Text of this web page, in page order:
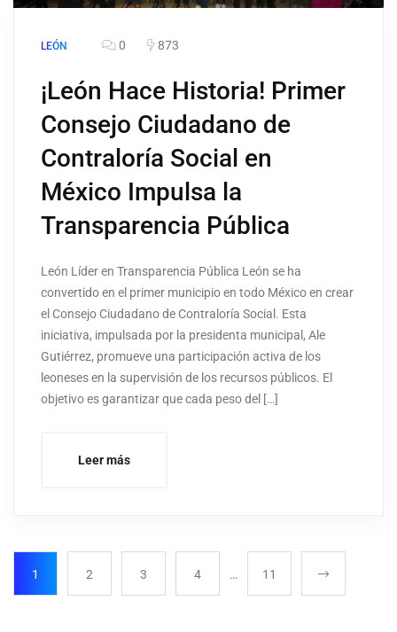
LEÓN 0 873
¡León Hace Historia! Primer
Consejo Ciudadano de
Contraloría Social en
México Impulsa la
Transparencia Pública
León Líder en Transparencia Pública León se ha
convertido en el primer municipio en todo México en crear
el Consejo Ciudadano de Contraloría Social. Esta
iniciativa, impulsada por la presidenta municipal, Ale
Gutiérrez, promueve una participación activa de los
leoneses en la supervisión de los recursos públicos. El
objetivo es garantizar que cada peso del […]
Leer más
1 2 3 4 … 11